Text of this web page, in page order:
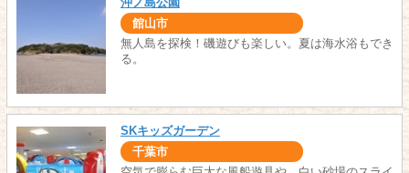
館山市
無人島を探検！磯遊びも楽しい。夏は海水浴もでき
る。
SKキッズガーデン
千葉市